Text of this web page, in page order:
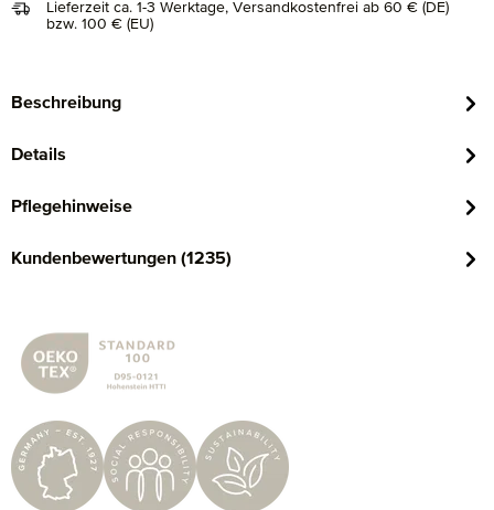
Lieferzeit ca. 1-3 Werktage, Versandkostenfrei ab 60 € (DE)
bzw. 100 € (EU)
Beschreibung
Details
Pflegehinweise
Kundenbewertungen (1235)